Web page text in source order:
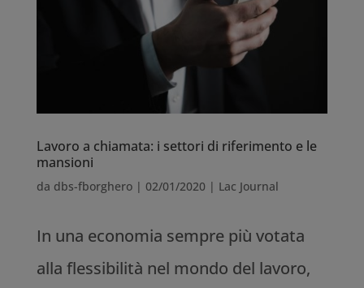
Lavoro a chiamata: i settori di riferimento e le
mansioni
da dbs-fborghero| 02/01/2020| Lac Journal
In una economia sempre più votata
alla flessibilità nel mondo del lavoro,